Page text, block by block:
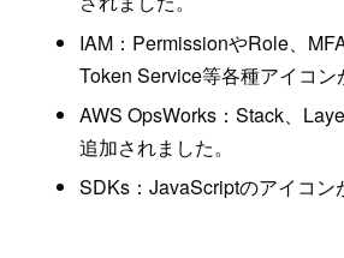
IAM：PermissionやRole、
Token Service等各種アイコン
AWS OpsWorks：Stack、
追加されました。
SDKs：JavaScriptのアイコン